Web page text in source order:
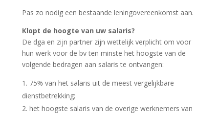
Pas zo nodig een bestaande leningovereenkomst aan.
Klopt de hoogte van uw salaris?
De dga en zijn partner zijn wettelijk verplicht om voor
hun werk voor de bv ten minste het hoogste van de
volgende bedragen aan salaris te ontvangen:
75% van het salaris uit de meest vergelijkbare
dienstbetrekking;
het hoogste salaris van de overige werknemers van